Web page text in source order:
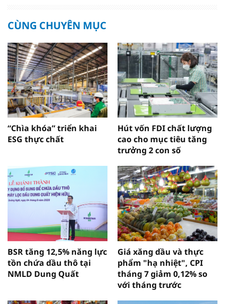
CÙNG CHUYÊN MỤC
“Chìa khóa” triển khai
ESG thực chất
Hút vốn FDI chất lượng
cao cho mục tiêu tăng
trưởng 2 con số
BSR tăng 12,5% năng lực
tồn chứa dầu thô tại
NMLD Dung Quất
Giá xăng dầu và thực
phẩm "hạ nhiệt", CPI
tháng 7 giảm 0,12% so
với tháng trước